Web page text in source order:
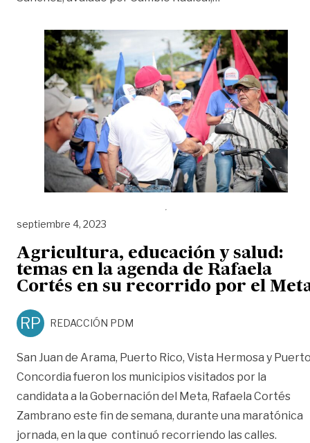
septiembre 4, 2023
Agricultura, educación y salud:
temas en la agenda de Rafaela
Cortés en su recorrido por el
RP REDACCIÓN PDM
San Juan de Arama, Puerto Rico, Vista Hermosa y
Concordia fueron los municipios visitados por la
candidata a la Gobernación del Meta, Rafaela Cortés
Zambrano este fin de semana, durante una maratónica
jornada, en la que continuó recorriendo las calles.